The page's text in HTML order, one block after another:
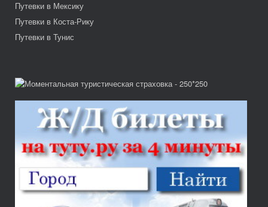
Путевки в Мексику
Путевки в Коста-Рику
Путевки в Тунис